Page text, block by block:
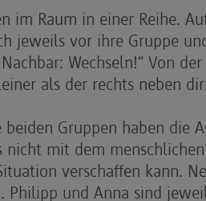
im Raum in einer Reihe.
jeweils vor ihre Gruppe
Wechseln!“ Von
als der rechts neben
beiden Gruppen haben die
nicht mit dem
verschaffen kann.
Philipp und Anna sind